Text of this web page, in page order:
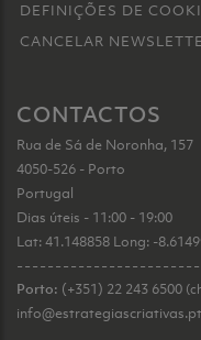
DEFINIÇÕES DE
CANCELAR
CONTACTOS
Rua de Sá de Noronha, 157
4050-526 - Porto
Portugal
Dias úteis - 11:00 - 19:00
Lat: 41.148858 Long: -
Porto: (+351) 22 243 6500
info@estrategiascriativas.pt